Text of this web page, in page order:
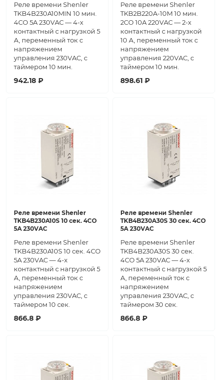
Реле времени Shenler
TKB4B230A10MIN 10 мин.
4CO 5A 230VAC — 4-х
контактный с нагрузкой 5
А, переменный ток с
напряжением
управления 230VAC, с
таймером 10 мин.
942.18 ₽
Реле времени Shenler
TKB2B220A-10M 10 мин.
2СО 10A 220VAC — 2-х
контактный с нагрузкой
10 А, переменный ток с
напряжением
управления 220VAC, с
таймером 10 мин.
898.61 ₽
Реле времени Shenler
TKB4B230A10S 10 сек. 4CO
5A 230VAC
Реле времени Shenler
TKB4B230A10S 10 сек. 4CO
5A 230VAC — 4-х
контактный с нагрузкой 5
А, переменный ток с
напряжением
управления 230VAC, с
таймером 10 сек.
866.8 ₽
Реле времени Shenler
TKB4B230A30S 30 сек. 4CO
5A 230VAC
Реле времени Shenler
TKB4B230A30S 30 сек.
4CO 5A 230VAC — 4-х
контактный с нагрузкой 5
А, переменный ток с
напряжением
управления 230VAC, с
таймером 30 сек.
866.8 ₽